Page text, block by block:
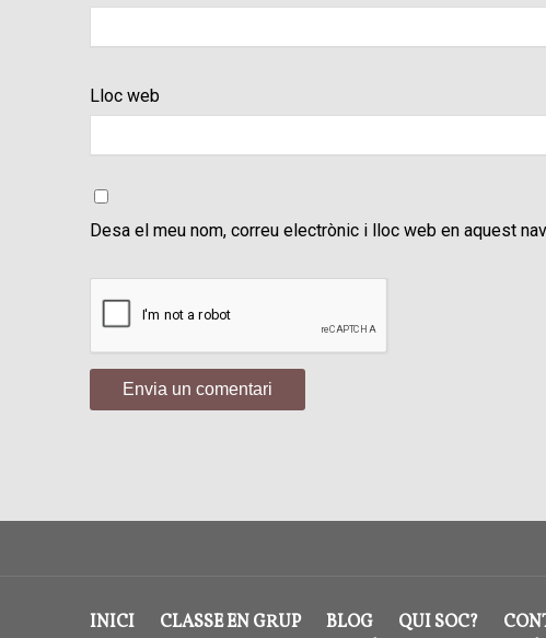
Lloc web
Desa el meu nom, correu electrònic i lloc web en aquest
INICI CLASSE EN GRUP BLOG QUI SOC?